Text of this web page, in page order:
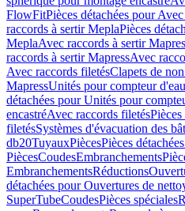
FlowFitPièces détachées pour
raccords à sertir MeplaPièces
MeplaAvec raccords à sertir
raccords à sertir MapressAvec
Avec raccords filetésClapets de
MapressUnités pour compteur
détachées pour Unités pour
encastréAvec raccords filetés
filetésSystèmes d'évacuation des
db20TuyauxPiècesPièces
PiècesCoudesEmbranchements
EmbranchementsRéductions
détachées pour Ouvertures de
SuperTubeCoudesPièces spéciales